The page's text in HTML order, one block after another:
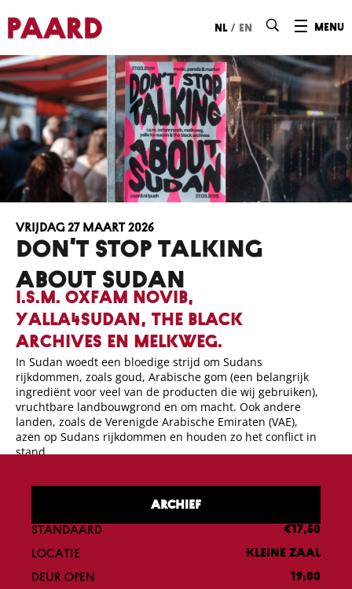
menu
nl / en
DON’T STOP TALKING
ABOUT SUDAN
i.s.m. Oxfam Novib,
Yalla4Sudan, The Black
Archives en Melkweg.
vrijdag 27 maart 2026
In Sudan woedt een bloedige strijd om Sudans
rijkdommen, zoals goud, Arabische gom (een belangrijk
ingrediënt voor veel van de producten die wij gebruiken),
vruchtbare landbouwgrond en om macht. Ook andere
landen, zoals de Verenigde Arabische Emiraten (VAE),
azen op Sudans rijkdommen en houden zo het conflict in
stand.
ARCHIEF
STANDAARD €17,50
LOCATIE KLEINE ZAAL
DEUR OPEN 19:00